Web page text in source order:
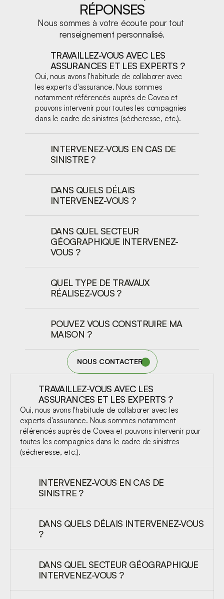
RÉPONSES
Nous sommes à votre écoute pour tout
renseignement personnalisé.
TRAVAILLEZ-VOUS AVEC LES
ASSURANCES ET LES EXPERTS ?
Oui, nous avons l'habitude de collaborer avec
les experts d'assurance. Nous sommes
notamment référencés auprès de Covea et
pouvons intervenir pour toutes les compagnies
dans le cadre de sinistres (sécheresse, etc.).
INTERVENEZ-VOUS EN CAS DE
SINISTRE ?
DANS QUELS DÉLAIS
INTERVENEZ-VOUS ?
DANS QUEL SECTEUR
GÉOGRAPHIQUE INTERVENEZ-
VOUS ?
QUEL TYPE DE TRAVAUX
RÉALISEZ-VOUS ?
POUVEZ VOUS CONSTRUIRE MA
MAISON ?
NOUS CONTACTER
TRAVAILLEZ-VOUS AVEC LES
ASSURANCES ET LES EXPERTS ?
Oui, nous avons l'habitude de collaborer avec les
experts d'assurance. Nous sommes notamment
référencés auprès de Covea et pouvons intervenir pour
toutes les compagnies dans le cadre de sinistres
(sécheresse, etc.).
INTERVENEZ-VOUS EN CAS DE
SINISTRE ?
DANS QUELS DÉLAIS INTERVENEZ-VOUS
?
DANS QUEL SECTEUR GÉOGRAPHIQUE
INTERVENEZ-VOUS ?